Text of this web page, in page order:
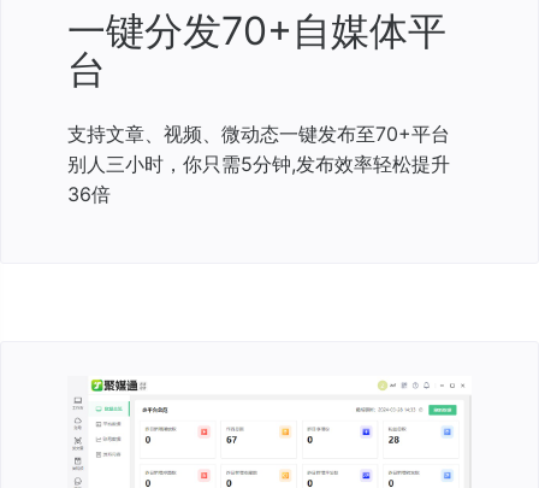
一键分发70+自媒体平
台
支持文章、视频、微动态一键发布至70+平台
别人三小时，你只需5分钟,发布效率轻松提升
36倍